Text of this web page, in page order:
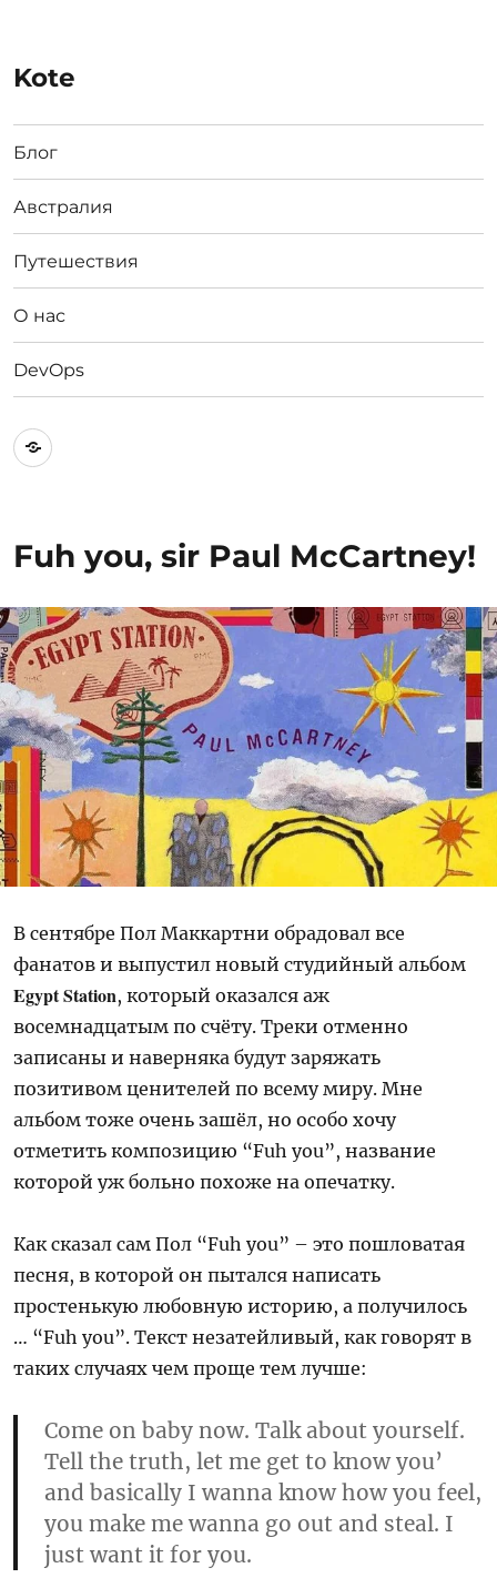
Kote
Блог
Австралия
Путешествия
О нас
DevOps
Австралия
Fuh you, sir Paul McCartney!
В сентябре Пол Маккартни обрадовал все
фанатов и выпустил новый студийный альбом
Egypt Station, который оказался аж
восемнадцатым по счёту. Треки отменно
записаны и наверняка будут заряжать
позитивом ценителей по всему миру. Мне
альбом тоже очень зашёл, но особо хочу
отметить композицию “Fuh you”, название
которой уж больно похоже на опечатку.
Как сказал сам Пол “Fuh you” – это пошловатая
песня, в которой он пытался написать
простенькую любовную историю, а получилось
… “Fuh you”. Текст незатейливый, как говорят в
таких случаях чем проще тем лучше:
Come on baby now. Talk about yourself.
Tell the truth, let me get to know you’
and basically I wanna know how you feel,
you make me wanna go out and steal. I
just want it for you.